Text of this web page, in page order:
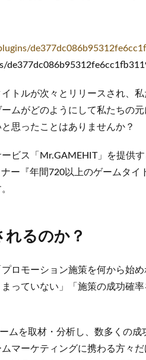
トルが次々とリリースされ、
ムがどのようにして私たちの
思ったことはありませんか？
ビス「Mr.GAMEHIT」を提供す
ー『年間720以上のゲームタイ
るのか？
ロモーション施策を何から始め
っていない」「施策の成功確
ムを取材・分析し、数多くの成
マーケティングに携わる方々